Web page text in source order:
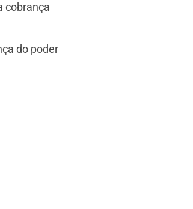
cobrança
do poder